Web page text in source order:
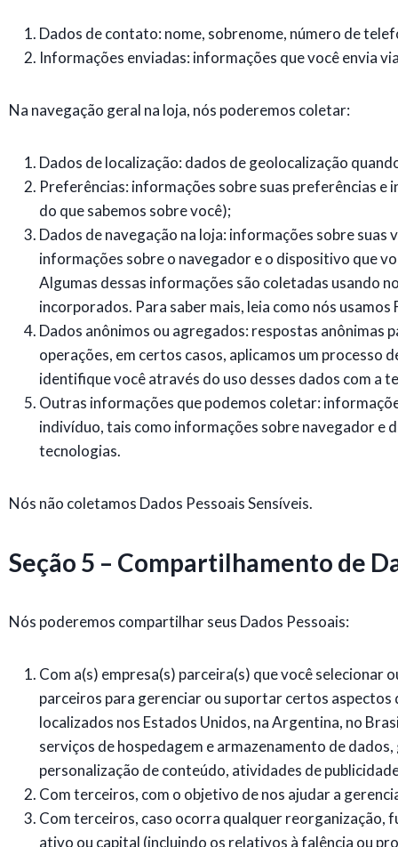
Dados de contato: nome, sobrenome, número de
Informações enviadas: informações que você envia
Na navegação geral na loja, nós poderemos coletar:
Dados de localização: dados de geolocalização
Preferências: informações sobre suas preferências e
do que sabemos sobre você);
Dados de navegação na loja: informações sobre
informações sobre o navegador e o dispositivo que
Algumas dessas informações são coletadas usando
incorporados. Para saber mais, leia como nós
Dados anônimos ou agregados: respostas anônimas
operações, em certos casos, aplicamos um processo
identifique você através do uso desses dados com a
Outras informações que podemos coletar:
indivíduo, tais como informações sobre navegador e
tecnologias.
Nós não coletamos Dados Pessoais Sensíveis.
Seção 5 – Compartilhamento de
Nós poderemos compartilhar seus Dados Pessoais:
Com a(s) empresa(s) parceira(s) que você selecionar
parceiros para gerenciar ou suportar certos aspectos
localizados nos Estados Unidos, na Argentina, no
serviços de hospedagem e armazenamento de
personalização de conteúdo, atividades de
Com terceiros, com o objetivo de nos ajudar a
Com terceiros, caso ocorra qualquer reorganização,
ativo ou capital (incluindo os relativos à falência ou